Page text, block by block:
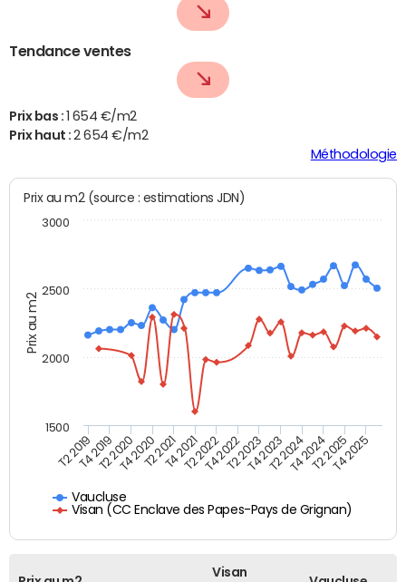
Tendance ventes
Prix bas :
1 654 €/m2
Prix haut :2 654 €/m2
Méthodologie
Prix au m2
Prix au m2 (source : estimations JDN)
Vaucluse
Visan (CC Enclave des Papes-Pays de Grignan)
T2 2019T4 2019T2 2020T4 2020T2 2021T4 2021T2 2022T4 2022T2 2023T4 2023T2 2024T4 2024T2 2025T4 2025
1500
2000
2500
3000
Visan